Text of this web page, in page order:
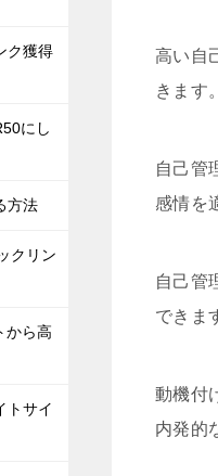
高い自
きます。
自己管
感情を
自己管
できま
動機付
内発的
ク獲得
にし
方法
クリン
から高
トサイ